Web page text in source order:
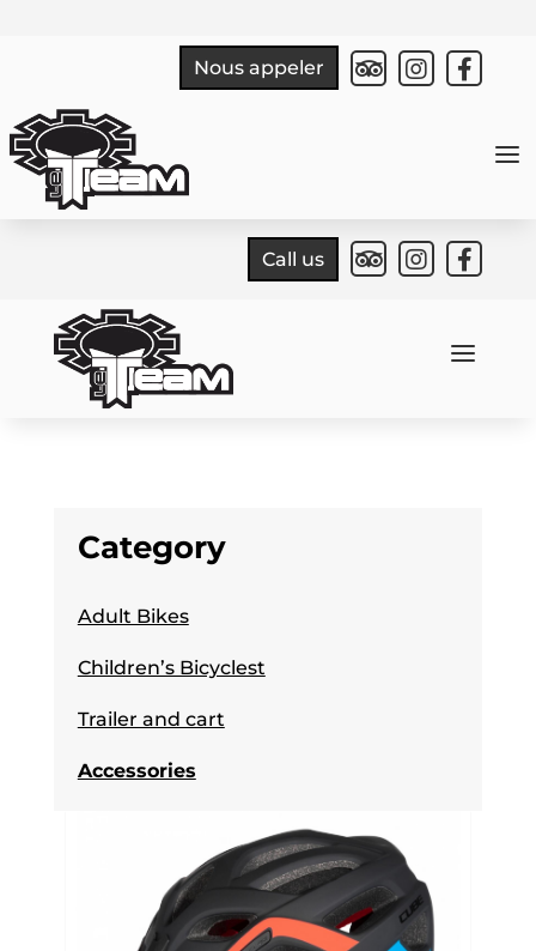
Nous appeler   
a
Call us   
a
Category
Adult Bikes
Children’s Bicyclest
Trailer and cart
Accessories